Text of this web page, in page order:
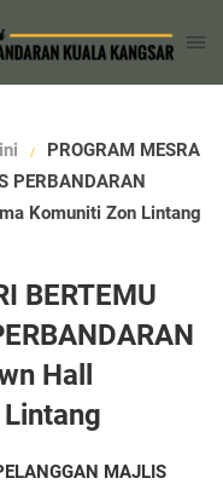
PROGRAM MESRA
PERBANDARAN
Komuniti Zon Lintang
BERTEMU
Hall
MAJLIS